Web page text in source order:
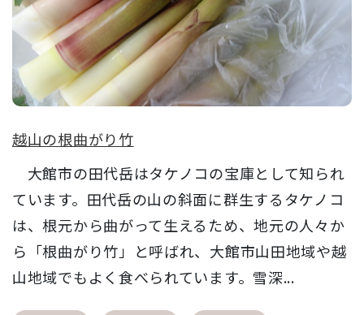
越山の根曲がり竹
大館市の田代岳はタケノコの宝庫として知られ
ています。田代岳の山の斜面に群生するタケノコ
は、根元から曲がって生えるため、地元の人々か
ら「根曲がり竹」と呼ばれ、大館市山田地域や越
山地域でもよく食べられています。雪深...